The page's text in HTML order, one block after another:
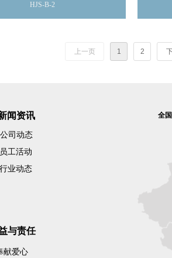
HJS-B-2
上一页 1 2
闻资讯
公司动态
工活动
业动态
与责任
献爱心
全